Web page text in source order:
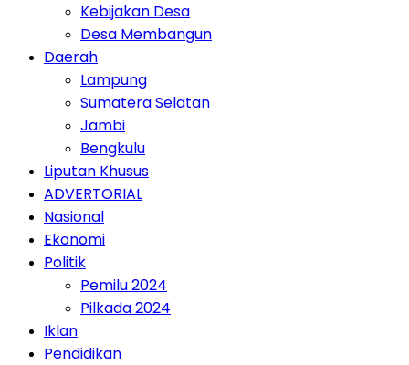
Kebijakan Desa
Desa Membangun
Daerah
Lampung
Sumatera Selatan
Jambi
Bengkulu
Liputan Khusus
ADVERTORIAL
Nasional
Ekonomi
Politik
Pemilu 2024
Pilkada 2024
Iklan
Pendidikan